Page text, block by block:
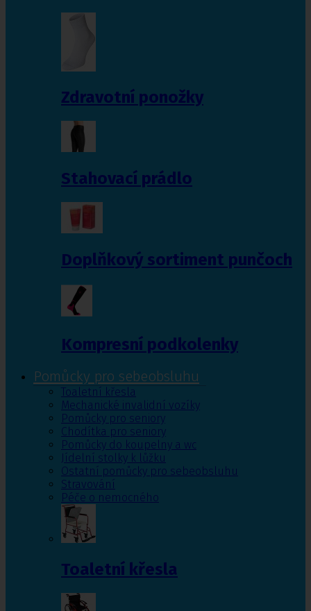
Zdravotní ponožky
Stahovací prádlo
Doplňkový sortiment punčoch
Kompresní podkolenky
Pomůcky pro sebeobsluhu
Toaletní křesla
Mechanické invalidní vozíky
Pomůcky pro seniory
Chodítka pro seniory
Pomůcky do koupelny a wc
Jídelní stolky k lůžku
Ostatní pomůcky pro sebeobsluhu
Stravování
Péče o nemocného
Toaletní křesla